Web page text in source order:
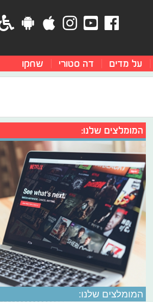
על מדים דה סטורי שחקו
המומלצים שלנו:
המומלצים שלנו: